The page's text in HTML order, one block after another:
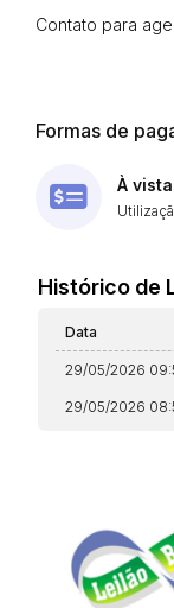
Contato para
Formas de
À vista
Histórico de
Data
29/05/2026
29/05/2026